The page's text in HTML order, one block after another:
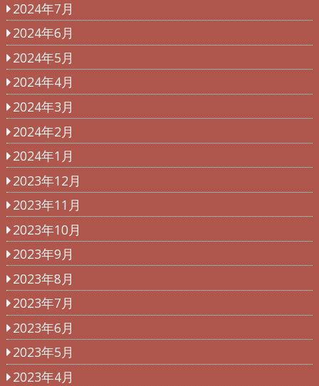
2024年7月
2024年6月
2024年5月
2024年4月
2024年3月
2024年2月
2024年1月
2023年12月
2023年11月
2023年10月
2023年9月
2023年8月
2023年7月
2023年6月
2023年5月
2023年4月